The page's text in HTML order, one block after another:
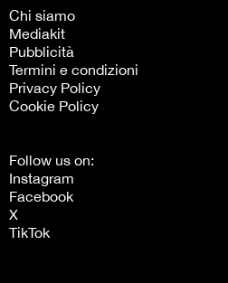
Chi siamo
Mediakit
Pubblicità
Termini e condizioni
Privacy Policy
Cookie Policy
Follow us on:
Instagram
Facebook
X
TikTok